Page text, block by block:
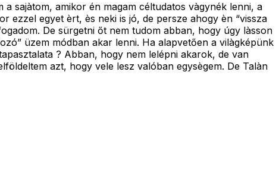
sajàtom, amikor én magam céltudatos vàgynék lenni, a
ezzel egyet èrt, ès neki is jó, de persze ahogy èn “vissza
De sürgetni őt nem tudom abban, hogy úgy làsson
üzem módban akar lenni. Ha alapvetően a vilàgképünk
? Abban, hogy nem lelépni akarok, de van
azt, hogy vele lesz valóban egysègem. De Talàn